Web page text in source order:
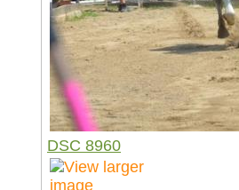
DSC 8960